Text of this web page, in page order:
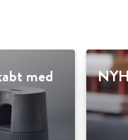
med